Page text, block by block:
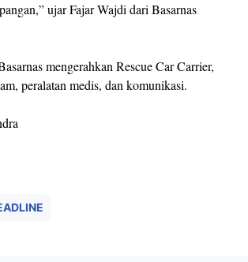
ujar Fajar Wajdi dari Basarnas
mengerahkan Rescue Car Carrier,
peralatan medis, dan komunikasi.